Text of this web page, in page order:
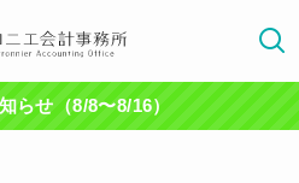
らせ（8/8〜8/16）